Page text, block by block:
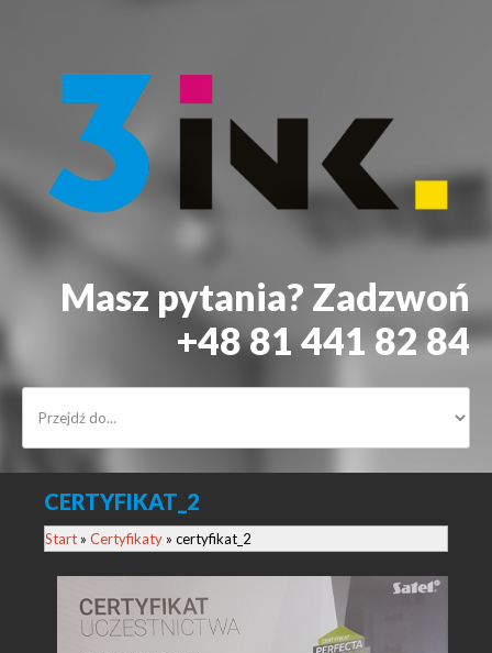
Masz pytania? Zadzwoń
+48 81 441 82 84
START
CERTYFIKAT_2
Start » Certyfikaty » certyfikat_2